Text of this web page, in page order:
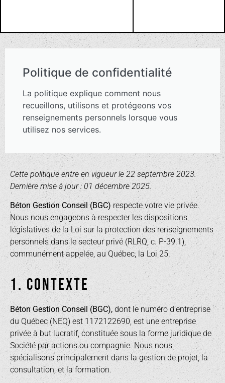
Politique de confidentialité
La politique explique comment nous
recueillons, utilisons et protégeons vos
renseignements personnels lorsque vous
utilisez nos services.
Cette politique entre en vigueur le 22 septembre 2023.
Dernière mise à jour : 01 décembre 2025.
Béton Gestion Conseil (BGC) respecte votre vie privée.
Nous nous engageons à respecter les dispositions
législatives de la Loi sur la protection des renseignements
personnels dans le secteur privé (RLRQ, c. P-39.1),
communément appelée, au Québec, la Loi 25.
1. CONTEXTE
Béton Gestion Conseil (BGC), dont le numéro d’entreprise
du Québec (NEQ) est 1172122690, est une entreprise
privée à but lucratif, constituée sous la forme juridique de
Société par actions ou compagnie. Nous nous
spécialisons principalement dans la gestion de projet, la
consultation, et la formation.